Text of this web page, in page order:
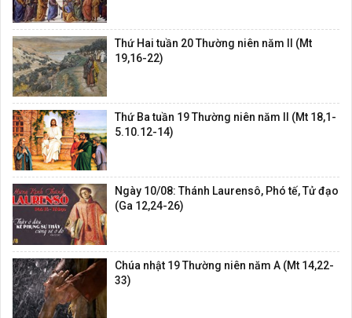
Thứ Hai tuần 20 Thường niên năm II (Mt
19,16-22)
Thứ Ba tuần 19 Thường niên năm II (Mt 18,1-
5.10.12-14)
Ngày 10/08: Thánh Laurensô, Phó tế, Tử đạo
(Ga 12,24-26)
Chúa nhật 19 Thường niên năm A (Mt 14,22-
33)